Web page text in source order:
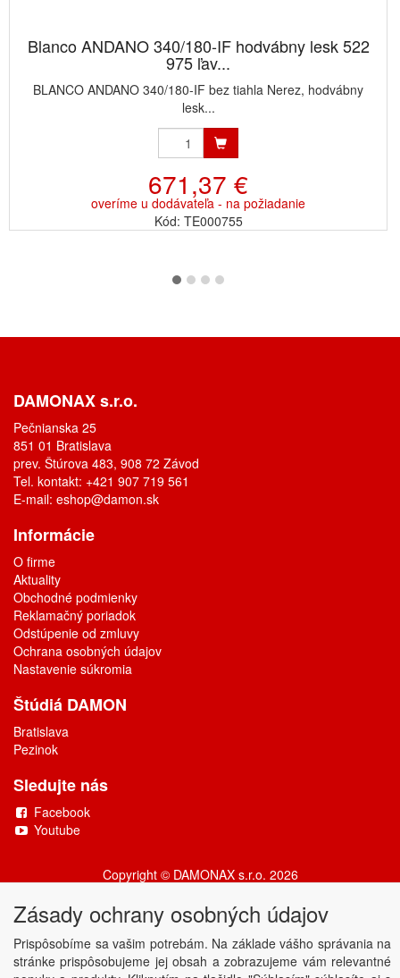
Blanco ANDANO 340/180-IF hodvábny lesk 522
975 ľav...
BLANCO ANDANO 340/180-IF bez tiahla Nerez, hodvábny
lesk...
671,37 €
overíme u dodávateľa - na požiadanie
Kód: TE000755
DAMONAX s.r.o.
Pečnianska 25
851 01 Bratislava
prev. Štúrova 483, 908 72 Závod
Tel. kontakt: +421 907 719 561
E-mail: eshop@damon.sk
Informácie
O firme
Aktuality
Obchodné podmienky
Reklamačný poriadok
Odstúpenie od zmluvy
Ochrana osobných údajov
Nastavenie súkromia
Štúdiá DAMON
Bratislava
Pezinok
Sledujte nás
Facebook
Youtube
Copyright © DAMONAX s.r.o. 2026
Zásady ochrany osobných údajov
Prispôsobíme sa vašim potrebám. Na základe vášho správania na
stránke prispôsobujeme jej obsah a zobrazujeme vám relevantné